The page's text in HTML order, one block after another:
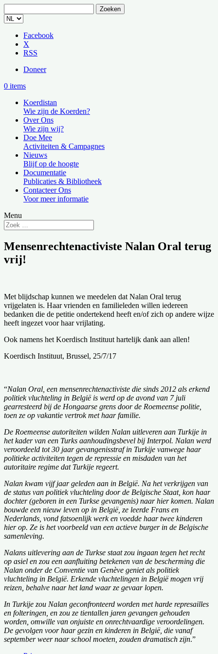
naar:
Facebook
X
RSS
Doneer
0 items
Koerdistan
Wie zijn de Koerden?
Over Ons
Wie zijn wij?
Doe Mee
Activiteiten & Campagnes
Nieuws
Blijf op de hoogte
Documentatie
Publicaties & Bibliotheek
Contacteer Ons
Voor meer informatie
Menu
Mensenrechtenactiviste Nalan Oral terug
vrij!
Met blijdschap kunnen we meedelen dat Nalan Oral terug
vrijgelaten is. Haar vrienden en familieleden willen iedereen
bedanken die de petitie ondertekend heeft en/of zich op andere wijze
heeft ingezet voor haar vrijlating.
Ook namens het Koerdisch Instituut hartelijk dank aan allen!
Koerdisch Instituut, Brussel, 25/7/17
“Nalan Oral, een mensenrechtenactiviste die sinds 2012 als erkend
politiek vluchteling in België is werd op de avond van 7 juli
gearresteerd bij de Hongaarse grens door de Roemeense politie,
toen ze op vakantie vertrok met haar familie.
De Roemeense autoriteiten wilden Nalan uitleveren aan Turkije in
het kader van een Turks aanhoudingsbevel bij Interpol. Nalan werd
veroordeeld tot 30 jaar gevangenisstraf in Turkije vanwege haar
politieke activiteiten tegen de repressie en misdaden van het
autoritaire regime dat Turkije regeert.
Nalan kwam vijf jaar geleden aan in België. Na het verkrijgen van
de status van politiek vluchteling door de Belgische Staat, kon haar
dochter (geboren in een Turkse gevangenis) naar hier komen. Nalan
bouwde een nieuw leven op in België, ze leerde Frans en
Nederlands, vond fatsoenlijk werk en voedde haar twee kinderen
hier op. Ze is het voorbeeld van een actieve burger in de Belgische
samenleving.
Nalans uitlevering aan de Turkse staat zou ingaan tegen het recht
op asiel en zou een aanfluiting betekenen van de bescherming die
Nalan onder de Conventie van Genève geniet als politiek
vluchteling in België. Erkende vluchtelingen in België mogen vrij
reizen, behalve naar het land waar ze gevaar lopen.
In Turkije zou Nalan geconfronteerd worden met harde represailles
en folteringen, en zou ze tientallen jaren gevangen gehouden
worden, omwille van onjuiste en onrechtvaardige veroordelingen.
De gevolgen voor haar gezin en kinderen in België, die vanaf
september weer naar school moeten, zouden dramatisch zijn.”